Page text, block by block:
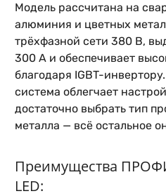
Модель рассчитана на
алюминия и цветных
трёхфазной сети 380 В,
300 А и обеспечивает
благодаря IGBT-
система облегчает
достаточно выбрать тип
металла — всё остальное
Преимущества
LED: